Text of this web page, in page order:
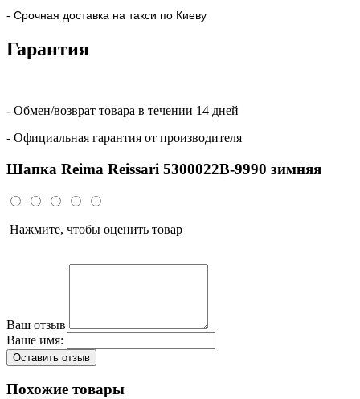
- Срочная доставка на такси по Киеву
Гарантия
- Обмен/возврат товара в течении 14 дней
- Официальная гарантия от производителя
Шапка Reima Reissari 5300022B-9990 зимняя
Нажмите, чтобы оценить товар
Ваш отзыв
Ваше имя:
Оставить отзыв
Похожие товары